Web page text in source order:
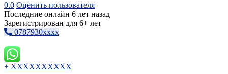
0.0 Оценить пользователя
Последние онлайн 6 лет назад
Зарегистрирован для 6+ лет
0787930xxxx
+ XXXXXXXXXX